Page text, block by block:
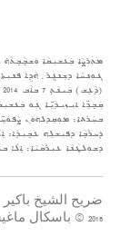
ܡܬܲܪܨܵܐ ܒܲܥܫܝܼܩܵܐ ܘܲܫܒ݂ܵܒ݂ܬܵܗ̇
ܓܘܼܢܚܵܐ ܕܫܸܢܓܲܪ ݂ ܗܵܕܹܐ
ܩܲܒ݂ܖܹ̈ܐ ܐܝܼܙܝܼܕܵܝܹ̈ܐ ܓܲܘ
ܒܚܲܪܬܐ: ܡܘܼܩܸܕܠܗ݇ܘܿܢ
ܕܫܘܼܠܛܵܢܵܐ ܥܝܼܪܵܩܵܝܵܐ: ܐܸܠܵܐ
ضريح الشيخ باكير
2018 © باسكال